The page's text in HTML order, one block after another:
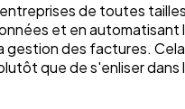
de toutes
et en
gestion des factures.
que de s'enliser dans